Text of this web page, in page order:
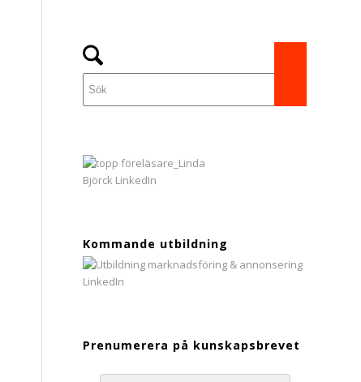
Kommande utbildning
Prenumerera på kunskapsbrevet